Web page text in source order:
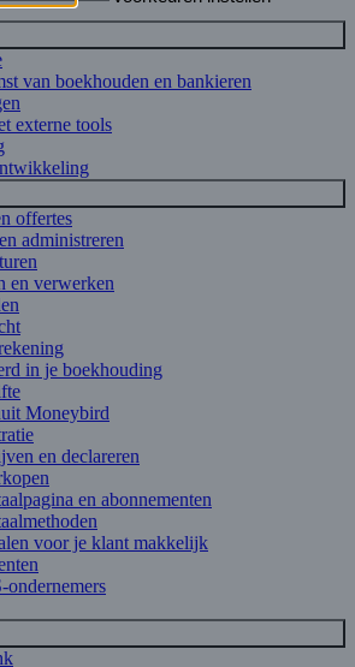
van boekhouden en bankieren
externe tools
offertes
administreren
en verwerken
in je boekhouding
Moneybird
en declareren
en abonnementen
voor je klant makkelijk
ondernemers